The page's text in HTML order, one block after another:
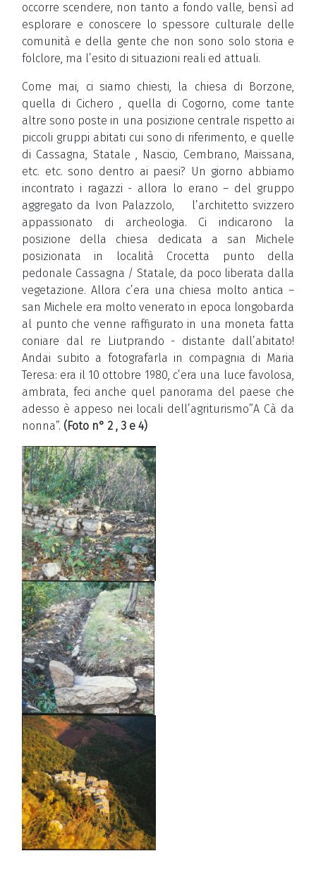
occorre scendere, non tanto a fondo valle, bensì ad
esplorare e conoscere lo spessore culturale delle
comunità e della gente che non sono solo storia e
folclore, ma l’esito di situazioni reali ed attuali.
Come mai, ci siamo chiesti, la chiesa di Borzone,
quella di Cichero , quella di Cogorno, come tante
altre sono poste in una posizione centrale rispetto ai
piccoli gruppi abitati cui sono di riferimento, e quelle
di Cassagna, Statale , Nascio, Cembrano, Maissana,
etc. etc. sono dentro ai paesi? Un giorno abbiamo
incontrato i ragazzi - allora lo erano – del gruppo
aggregato da Ivon Palazzolo, l’architetto svizzero
appassionato di archeologia. Ci indicarono la
posizione della chiesa dedicata a san Michele
posizionata in località Crocetta punto della
pedonale Cassagna / Statale, da poco liberata dalla
vegetazione. Allora c’era una chiesa molto antica –
san Michele era molto venerato in epoca longobarda
al punto che venne raffigurato in una moneta fatta
coniare dal re Liutprando - distante dall’abitato!
Andai subito a fotografarla in compagnia di Maria
Teresa: era il 10 ottobre 1980, c’era una luce favolosa,
ambrata, feci anche quel panorama del paese che
adesso è appeso nei locali dell’agriturismo”A Cà da
nonna”. (Foto n° 2 , 3 e 4)